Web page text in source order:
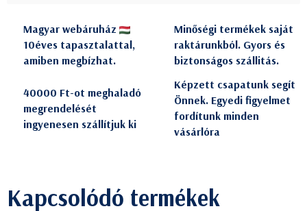
Magyar webáruház
10éves tapasztalattal,
amiben megbízhat.
Minőségi termékek saját
raktárunkból. Gyors és
biztonságos szállitás.
40000 Ft-ot meghaladó
megrendelését
ingyenesen szállítjuk ki
Képzett csapatunk segít
Önnek. Egyedi figyelmet
fordítunk minden
vásárlóra
Kapcsolódó termékek